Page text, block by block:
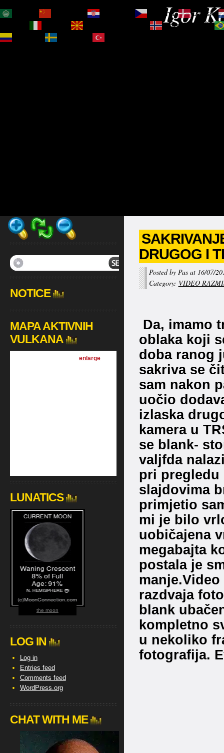
Igor
DRUGOG I
Posted by Pas at 16/07/
Category: VIDEO
Da, imamo
oblaka koji
doba ranog
sakriva se
sam nakon
uočio
izlaska
kamera u
se blank-
valjfda
pri pregledu
slajdovima
primjetio
mi je bilo
uobičajena
megabajta
postala je
razdvaja
blank
kompletno
u nekoliko
fotografija.
NOTICE
MAPA AKTIVNIH
VULKANA
[enlarge
LUNATICS
the moon
LOG IN
Log in
Entries feed
Comments feed
WordPress.org
CHAT WITH ME
Čeština‎
Dansk
Norsk bokmål